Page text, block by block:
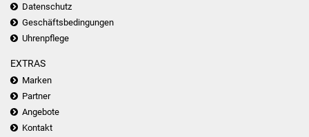
Datenschutz
Geschäftsbedingungen
Uhrenpflege
EXTRAS
Marken
Partner
Angebote
Kontakt